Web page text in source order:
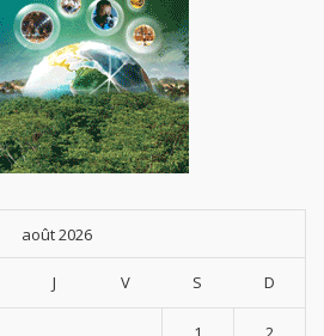
août 2026
J V S D